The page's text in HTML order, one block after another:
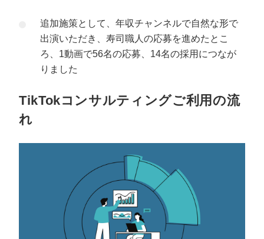
追加施策として、年収チャンネルで自然な形で
出演いただき、寿司職人の応募を進めたとこ
ろ、1動画で56名の応募、14名の採用につなが
りました
TikTokコンサルティングご利用の流
れ